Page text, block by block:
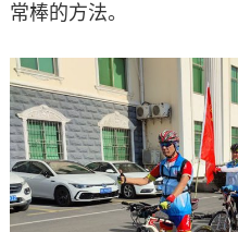
常棒的方法。